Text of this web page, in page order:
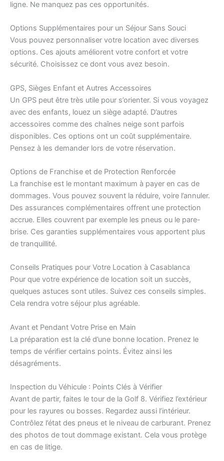
ligne. Ne manquez pas ces opportunités.
Options Supplémentaires pour un Séjour Sans Souci
Vous pouvez personnaliser votre location avec diverses
options. Ces ajouts améliorent votre confort et votre
sécurité. Choisissez ce dont vous avez besoin.
GPS, Sièges Enfant et Autres Accessoires
Un GPS peut être très utile pour s’orienter. Si vous voyagez
avec des enfants, louez un siège adapté. D’autres
accessoires comme des chaînes neige sont parfois
disponibles. Ces options ont un coût supplémentaire.
Pensez à les demander lors de votre réservation.
Options de Franchise et de Protection Renforcée
La franchise est le montant maximum à payer en cas de
dommages. Vous pouvez souvent la réduire, voire l’annuler.
Des assurances complémentaires offrent une protection
accrue. Elles couvrent par exemple les pneus ou le pare-
brise. Ces garanties supplémentaires vous apportent plus
de tranquillité.
Conseils Pratiques pour Votre Location à Casablanca
Pour que votre expérience de location soit un succès,
quelques astuces sont utiles. Suivez ces conseils simples.
Cela rendra votre séjour plus agréable.
Avant et Pendant Votre Prise en Main
La préparation est la clé d’une bonne location. Prenez le
temps de vérifier certains points. Évitez ainsi les
désagréments.
Inspection du Véhicule : Points Clés à Vérifier
Avant de partir, faites le tour de la Golf 8. Vérifiez l’extérieur
pour les rayures ou bosses. Regardez aussi l’intérieur.
Contrôlez l’état des pneus et le niveau de carburant. Prenez
des photos de tout dommage existant. Cela vous protège
en cas de litige.